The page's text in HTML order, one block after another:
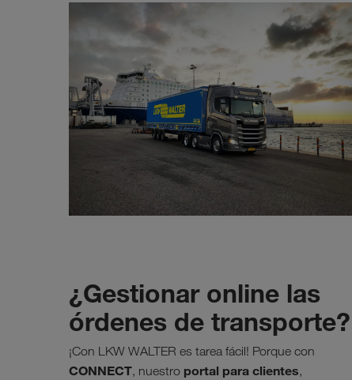
¿Gestionar online las
órdenes de transporte?
¡Con LKW WALTER es tarea fácil! Porque con
CONNECT, nuestro portal para clientes,